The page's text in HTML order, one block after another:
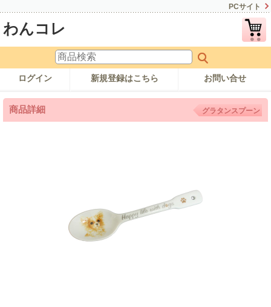
PCサイト
わんコレ
ログイン 新規登録はこちら お問い合せ
商品詳細 グラタンスプーン